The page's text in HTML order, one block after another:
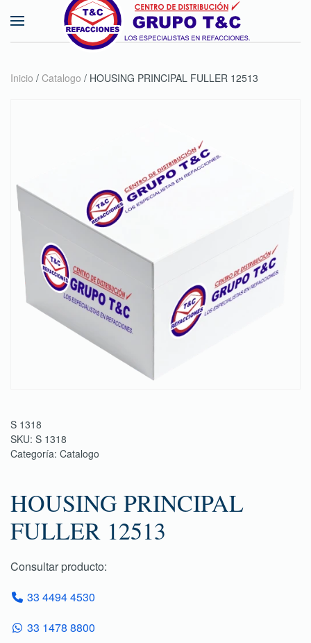
Skip to main content
Inicio / Catalogo / HOUSING PRINCIPAL FULLER 12513
S 1318
SKU: S 1318
Categoría: Catalogo
HOUSING PRINCIPAL
FULLER 12513
Consultar producto:
33 4494 4530
33 1478 8800